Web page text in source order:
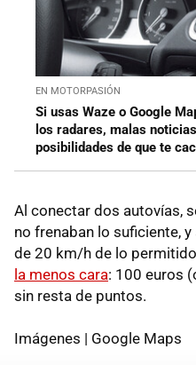
EN MOTORPASIÓN
Si usas Waze o Google
los radares, malas
posibilidades de que te
Al conectar dos autovías,
no frenaban lo suficiente,
de 20 km/h de lo
la menos cara: 100 euros
sin resta de puntos.
Imágenes | Google Maps